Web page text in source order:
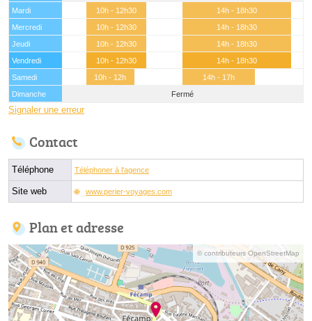
Mardi
10h - 12h30
14h - 18h30
Mercredi
10h - 12h30
14h - 18h30
Jeudi
10h - 12h30
14h - 18h30
Vendredi
10h - 12h30
14h - 18h30
Samedi
10h - 12h
14h - 17h
Dimanche
Fermé
Signaler une erreur
Contact
Téléphone Téléphoner à l'agence
Site web www.perier-voyages.com
Plan et adresse
© contributeurs OpenStreetMap